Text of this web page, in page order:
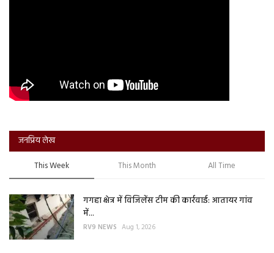
जनप्रिय लेख
This Week This Month All Time
गगहा क्षेत्र में विजिलेंस टीम की कार्रवाई: आतायर गांव
में...
RV9 NEWS Aug 1, 2026